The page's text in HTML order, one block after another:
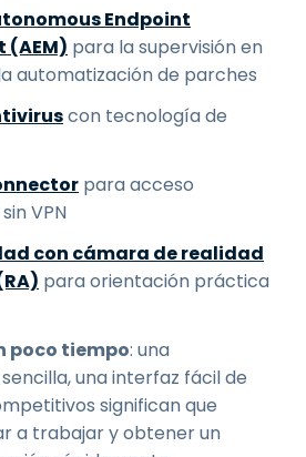
Endpoint
(AEM) para la supervisión en
automatización de parches
con tecnología de
para acceso
VPN
con cámara de realidad
para orientación práctica
poco tiempo: una
una interfaz fácil de
significan que
a trabajar y obtener un